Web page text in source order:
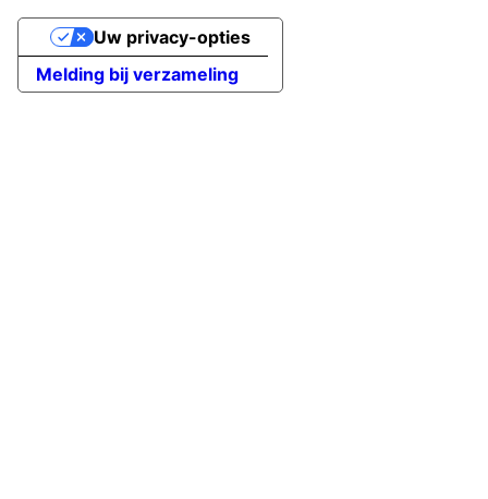
Melding bij verzameling
Uw privacy-opties